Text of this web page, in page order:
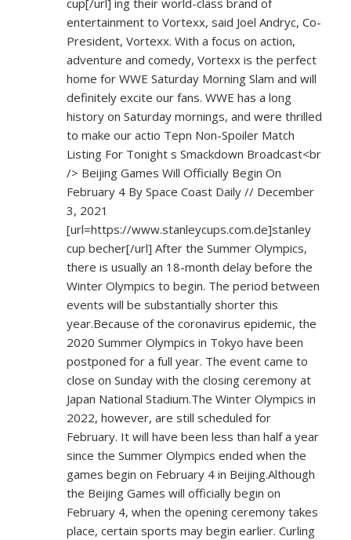
entertainment to Vortexx, said Joel Andryc, Co-
President, Vortexx. With a focus on action,
adventure and comedy, Vortexx is the perfect
home for WWE Saturday Morning Slam and will
definitely excite our fans. WWE has a long
history on Saturday mornings, and were thrilled
to make our actio Tepn Non-Spoiler Match
Listing For Tonight s Smackdown Broadcast<br
/> Beijing Games Will Officially Begin On
February 4 By Space Coast Daily // December
3, 2021
[url=https://www.stanleycups.com.de]stanley
cup becher[/url] After the Summer Olympics,
there is usually an 18-month delay before the
Winter Olympics to begin. The period between
events will be substantially shorter this
year.Because of the coronavirus epidemic, the
2020 Summer Olympics in Tokyo have been
postponed for a full year. The event came to
close on Sunday with the closing ceremony at
Japan National Stadium.The Winter Olympics in
2022, however, are still scheduled for
February. It will have been less than half a year
since the Summer Olympics ended when the
games begin on February 4 in Beijing.Although
the Beijing Games will officially begin on
February 4, when the opening ceremony takes
place, certain sports may begin earlier. Curling